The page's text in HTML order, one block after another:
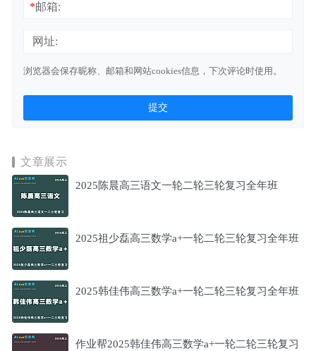
*邮箱:
网址:
浏览器会保存昵称、邮箱和网站cookies信息，下次评论时使用。
文章展示
2025陈晨高三语文一轮二轮三轮复习全年班
2025祖少磊高三数学a+一轮二轮三轮复习全年班
2025韩佳伟高三数学a+一轮二轮三轮复习全年班
作业帮2025韩佳伟高三数学a+一轮二轮三轮复习